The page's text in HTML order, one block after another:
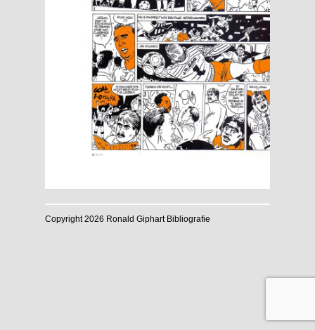
Copyright 2026 Ronald Giphart Bibliografie